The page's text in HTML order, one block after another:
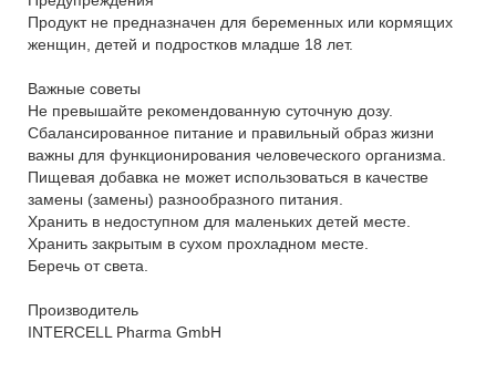
Продукт не предназначен для беременных или кормящих
женщин, детей и подростков младше 18 лет.
Важные советы
Не превышайте рекомендованную суточную дозу.
Сбалансированное питание и правильный образ жизни
важны для функционирования человеческого организма.
Пищевая добавка не может использоваться в качестве
замены (замены) разнообразного питания.
Хранить в недоступном для маленьких детей месте.
Хранить закрытым в сухом прохладном месте.
Беречь от света.
Производитель
INTERCELL Pharma GmbH